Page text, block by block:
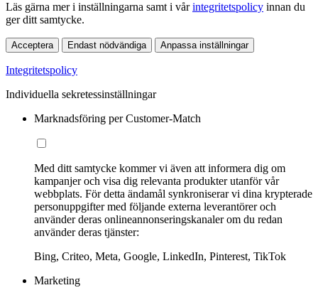
Läs gärna mer i inställningarna samt i vårintegritetspolicy innan du
ger ditt samtycke.
Acceptera Endast nödvändiga Anpassa inställningar
Integritetspolicy
Individuella sekretessinställningar
Marknadsföring per Customer-Match
Med ditt samtycke kommer vi även att informera dig om
kampanjer och visa dig relevanta produkter utanför vår
webbplats. För detta ändamål synkroniserar vi dina krypterade
personuppgifter med följande externa leverantörer och
använder deras onlineannonseringskanaler om du redan
använder deras tjänster:
Bing, Criteo, Meta, Google, LinkedIn, Pinterest, TikTok
Marketing